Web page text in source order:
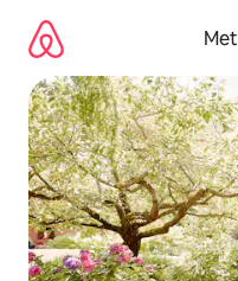
directement
contenu